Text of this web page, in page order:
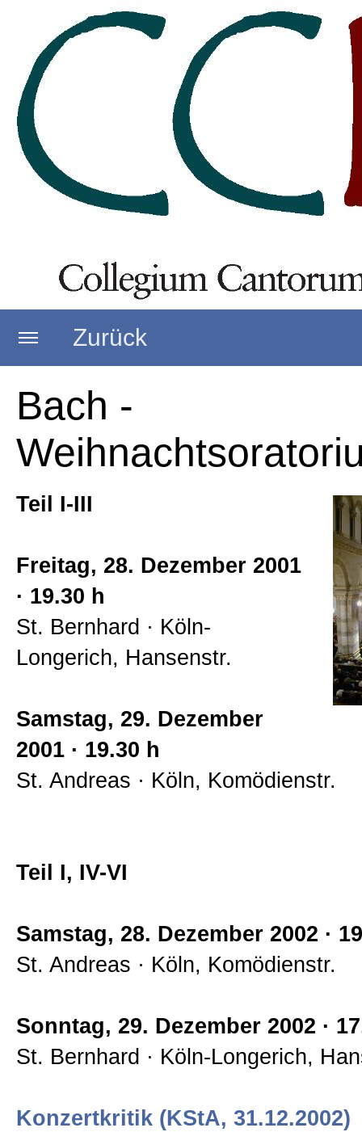
Zurück
Startseite
Renaissance
Barock
Klassik
Romantik
Allgemein
Bach -
Teil I-III
Freitag, 28. Dezember 2001
· 19.30 h
St. Bernhard · Köln-
Longerich, Hansenstr.
Samstag, 29. Dezember
2001 · 19.30 h
St. Andreas · Köln, Komödienstr.
Teil I, IV-VI
Samstag, 28. Dezember 2002 ·
St. Andreas · Köln, Komödienstr.
Sonntag, 29. Dezember 2002 ·
St. Bernhard · Köln-Longerich,
Konzertkritik (KStA, 31.12.2002)